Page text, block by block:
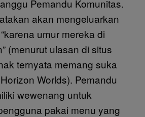
Pemandu Komunitas.
akan mengeluarkan
umur mereka di
(menurut ulasan di situs
ternyata memang suka
Worlds). Pemandu
wewenang untuk
pakai menu yang